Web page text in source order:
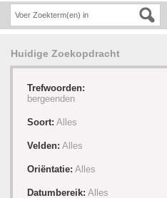
Huidige Zoekopdracht
Trefwoorden:
bergeenden
Soort: Alles
Velden: Alles
Oriëntatie: Alles
Datumbereik: Alles